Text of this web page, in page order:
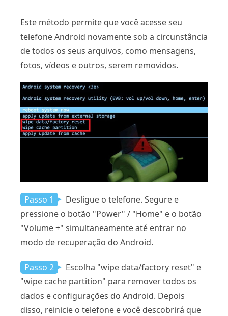
Este método permite que você acesse seu
telefone Android novamente sob a circunstância
de todos os seus arquivos, como mensagens,
fotos, vídeos e outros, serem removidos.
Passo 1
Desligue o telefone. Segure e
pressione o botão "Power" / "Home" e o botão
"Volume +" simultaneamente até entrar no
modo de recuperação do Android.
Passo 2
Escolha "wipe data/factory reset" e
"wipe cache partition" para remover todos os
dados e configurações do Android. Depois
disso, reinicie o telefone e você descobrirá que